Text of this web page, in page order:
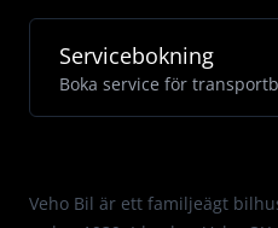
Servicebokning
Boka service för
Veho Bil är ett familjeägt